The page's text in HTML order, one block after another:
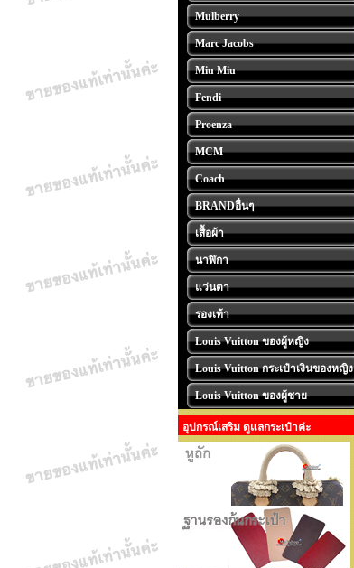
Mulberry
Marc Jacobs
Miu Miu
Fendi
Proenza
MCM
Coach
BRANDอื่นๆ
เสื้อผ้า
นาฬิกา
แว่นตา
รองเท้า
Louis Vuitton ของผู้หญิง
Louis Vuitton กระเป๋าเงินของหญิง
Louis Vuitton ของผู้ชาย
อุปกรณ์เสริม ดูแลกระเป๋าค่ะ